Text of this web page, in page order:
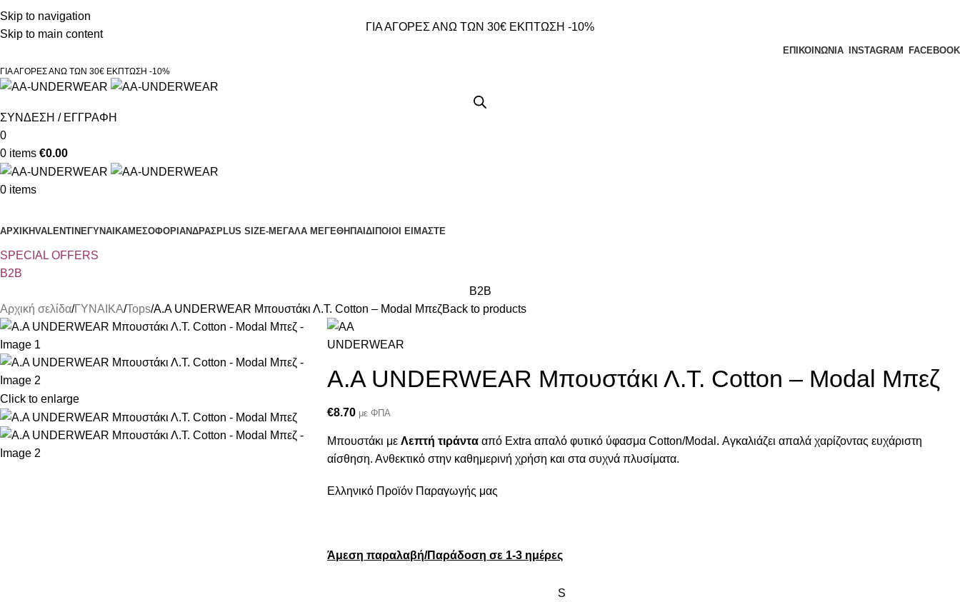
Skip to navigation
Skip to main content
Τηλεφωνικές παραγγελίες 23210 97300
ΓΙΑ ΑΓΟΡΕΣ ΑΝΩ ΤΩΝ 30€ ΕΚΠΤΩΣΗ -10%
ΕΠΙΚΟΙΝΩΝΙΑ INSTAGRAM FACEBOOK
ΓΙΑ ΑΓΟΡΕΣ ΑΝΩ ΤΩΝ 30€ ΕΚΠΤΩΣΗ -10%
ΣΥΝΔΕΣΗ / ΕΓΓΡΑΦΗ
0
0 items €0.00
0 items
ΑΡΧΙΚΗVALENTINEΓΥΝΑΙΚΑΜΕΣΟΦΟΡΙ ΑΝΔΡΑΣPLUS SIZE-ΜΕΓΑΛΑ ΜΕΓΕΘΗ ΠΑΙΔΙ ΠΟΙΟΙ ΕΙΜΑΣΤΕ
SPECIAL OFFERS
B2B
B2B
Αρχική σελίδα ΓΥΝΑΙΚΑ Tops Α.A UNDERWEAR Μπουστάκι Λ.Τ. Cotton – Modal ΜπεζBack to products
Click to enlarge
Α.A UNDERWEAR Μπουστάκι Λ.Τ. Cotton – Modal Μπεζ
€8.70 με ΦΠΑ
Μπουστάκι με Λεπτή τιράντα από Extra απαλό φυτικό ύφασμα Cotton/Modal. Αγκαλιάζει απαλά χαρίζοντας ευχάριστη
αίσθηση. Ανθεκτικό στην καθημερινή χρήση και στα συχνά πλυσίματα.
Ελληνικό Προϊόν Παραγωγής μας
Άμεση παραλαβή/Παράδοση σε 1-3 ημέρες
S